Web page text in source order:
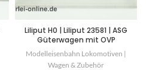
Liliput H0 | Liliput 23581 | ASG
Güterwagen mit OVP
Modelleisenbahn Lokomotiven |
Wagen & Zubehör